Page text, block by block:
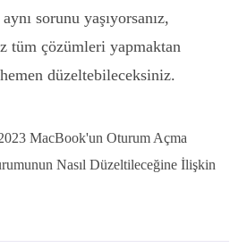
sorunu yaşıyorsanız,
tüm çözümleri yapmaktan
düzeltebileceksiniz.
MacBook'un Oturum Açma
Nasıl Düzeltileceğine İlişkin